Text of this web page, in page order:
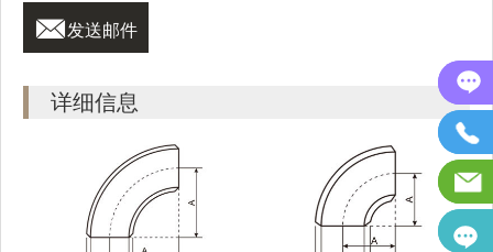
发送邮件
详细信息